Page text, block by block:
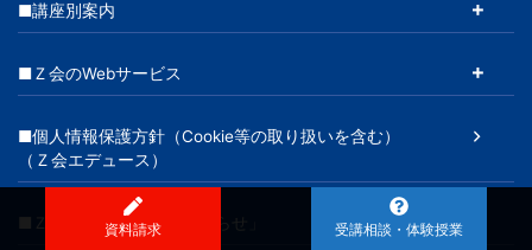
■講座別案内
■Ｚ会のWebサービス
■個人情報保護方針（Cookie等の取り扱いを含む）
（Ｚ会エデュース）
■Ｚ会の教室「重要なお知らせ」
資料請求 受講相談・体験授業